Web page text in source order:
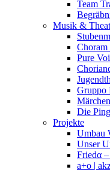
Team
Musik &
Pure
Gruppo
Die
Projekte
Umbau
Unser
Friedα
a+o |